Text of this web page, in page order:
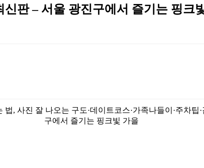
판 – 서울 광진구에서 즐기는 핑크